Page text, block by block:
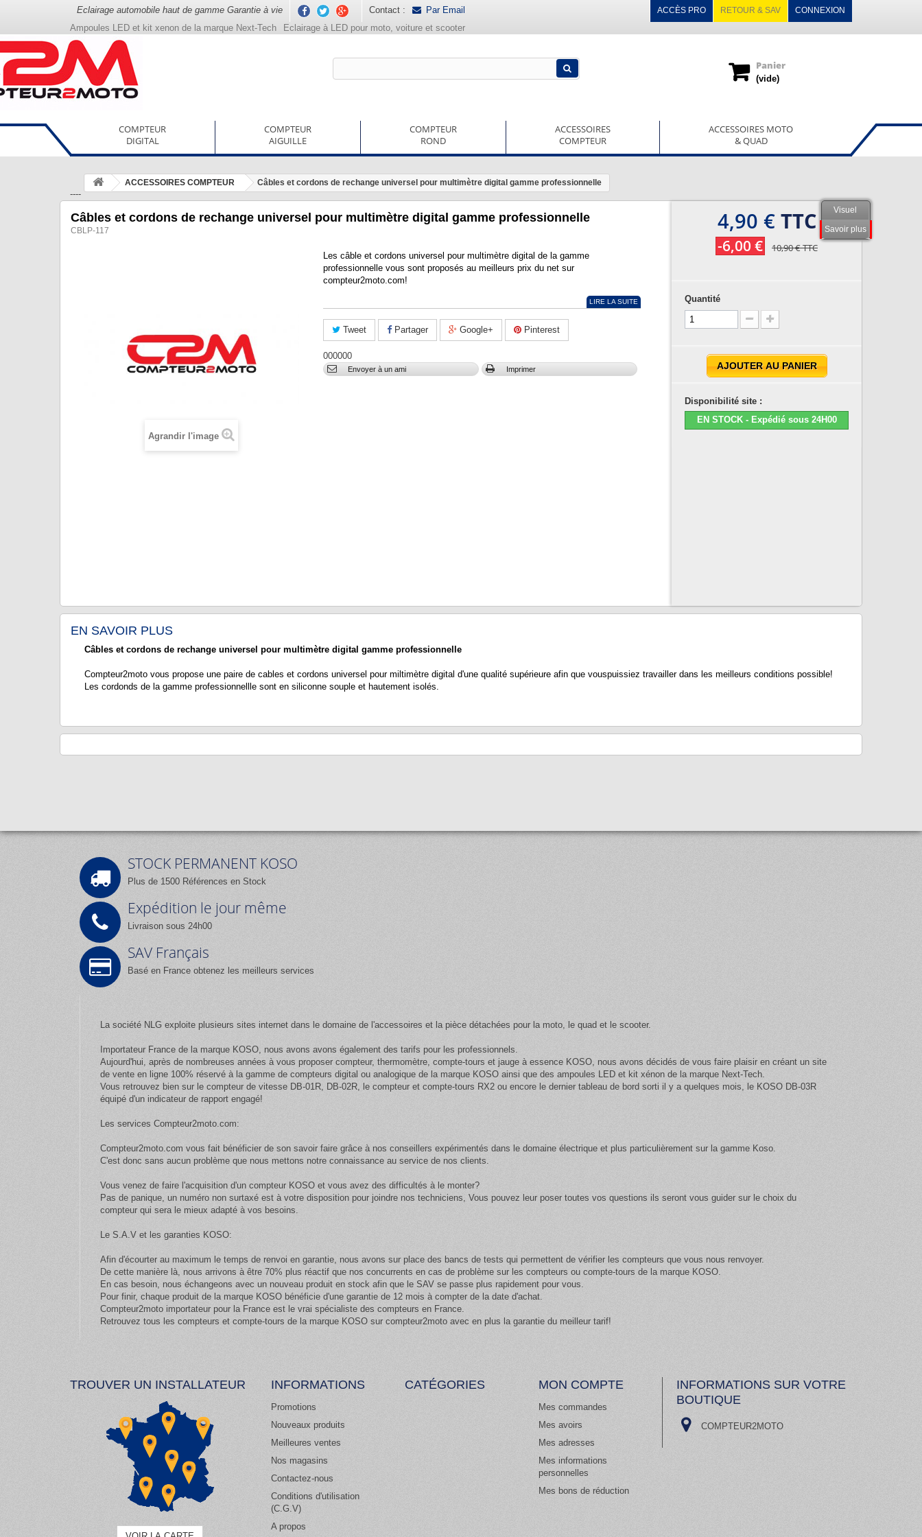
Eclairage automobile haut de gamme Garantie à vie CONNEXION
Contact : Par Email RETOUR & SAV
ACCÈS PRO
Ampoules LED et kit xenon de la marque Next-Tech Eclairage à LED pour moto, voiture et scooter
Panier
(vide)
COMPTEUR
DIGITAL
COMPTEUR
AIGUILLE
COMPTEUR
ROND
ACCESSOIRES
COMPTEUR
ACCESSOIRES MOTO
& QUAD
----
ACCESSOIRES COMPTEUR Câbles et cordons de rechange universel pour multimètre digital gamme professionnelle
Visuel
Savoir plus
Câbles et cordons de rechange universel pour multimètre digital gamme professionnelle
CBLP-117
Agrandir l'image
Les câble et cordons universel pour multimètre digital de la gamme
professionnelle vous sont proposés au meilleurs prix du net sur
compteur2moto.com!
LIRE LA SUITE
Tweet Partager Google+ Pinterest
000000
Envoyer à un ami Imprimer
4,90 €TTC
-6,00 € 10,90 €TTC
Quantité
AJOUTER AU PANIER
Disponibilité site :
EN STOCK - Expédié sous 24H00
EN SAVOIR PLUS
Câbles et cordons de rechange universel pour multimètre digital gamme professionnelle
Compteur2moto vous propose une paire de cables et cordons universel pour miltimètre digital d'une qualité supérieure afin que vouspuissiez travailler dans les meilleurs conditions possible!
Les cordonds de la gamme professionnellle sont en siliconne souple et hautement isolés.
STOCK PERMANENT KOSO
Plus de 1500 Références en Stock
Expédition le jour même
Livraison sous 24h00
SAV Français
Basé en France obtenez les meilleurs services
La société NLG exploite plusieurs sites internet dans le domaine de l'accessoires et la pièce détachées pour la moto, le quad et le scooter.
Importateur France de la marque KOSO, nous avons avons également des tarifs pour les professionnels.
Aujourd'hui, après de nombreuses années à vous proposer compteur, thermomètre, compte-tours et jauge à essence KOSO, nous avons décidés de vous faire plaisir en créant un site
de vente en ligne 100% réservé à la gamme de compteurs digital ou analogique de la marque KOSO ainsi que des ampoules LED et kit xénon de la marque Next-Tech.
Vous retrouvez bien sur le compteur de vitesse DB-01R, DB-02R, le compteur et compte-tours RX2 ou encore le dernier tableau de bord sorti il y a quelques mois, le KOSO DB-03R
équipé d'un indicateur de rapport engagé!
Les services Compteur2moto.com:
Compteur2moto.com vous fait bénéficier de son savoir faire grâce à nos conseillers expérimentés dans le domaine électrique et plus particulièrement sur la gamme Koso.
C'est donc sans aucun problème que nous mettons notre connaissance au service de nos clients.
Vous venez de faire l'acquisition d'un compteur KOSO et vous avez des difficultés à le monter?
Pas de panique, un numéro non surtaxé est à votre disposition pour joindre nos techniciens, Vous pouvez leur poser toutes vos questions ils seront vous guider sur le choix du
compteur qui sera le mieux adapté à vos besoins.
Le S.A.V et les garanties KOSO:
Afin d'écourter au maximum le temps de renvoi en garantie, nous avons sur place des bancs de tests qui permettent de vérifier les compteurs que vous nous renvoyer.
De cette manière là, nous arrivons à être 70% plus réactif que nos concurrents en cas de problème sur les compteurs ou compte-tours de la marque KOSO.
En cas besoin, nous échangeons avec un nouveau produit en stock afin que le SAV se passe plus rapidement pour vous.
Pour finir, chaque produit de la marque KOSO bénéficie d'une garantie de 12 mois à compter de la date d'achat.
Compteur2moto importateur pour la France est le vrai spécialiste des compteurs en France.
Retrouvez tous les compteurs et compte-tours de la marque KOSO sur compteur2moto avec en plus la garantie du meilleur tarif!
TROUVER UN INSTALLATEUR INFORMATIONS
Promotions
Nouveaux produits
Meilleures ventes
Nos magasins
Contactez-nous
Conditions d'utilisation
(C.G.V)
A propos
CATÉGORIES MON COMPTE
Mes commandes
Mes avoirs
Mes adresses
Mes informations
personnelles
Mes bons de réduction
INFORMATIONS SUR VOTRE
BOUTIQUE
COMPTEUR2MOTO